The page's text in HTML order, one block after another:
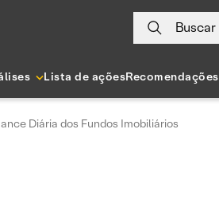
Buscar
Lista de açõesRecomendações
Diária dos Fundos Imobiliários